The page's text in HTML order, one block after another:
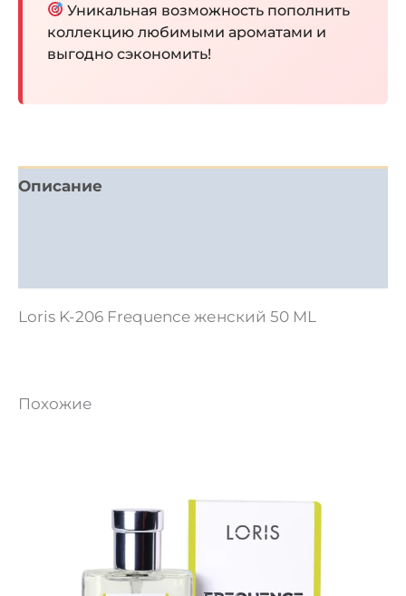
Уникальная возможность пополнить
коллекцию любимыми ароматами и
выгодно сэкономить!
Описание
Loris K-206 Frequence женский 50 ML
Похожие